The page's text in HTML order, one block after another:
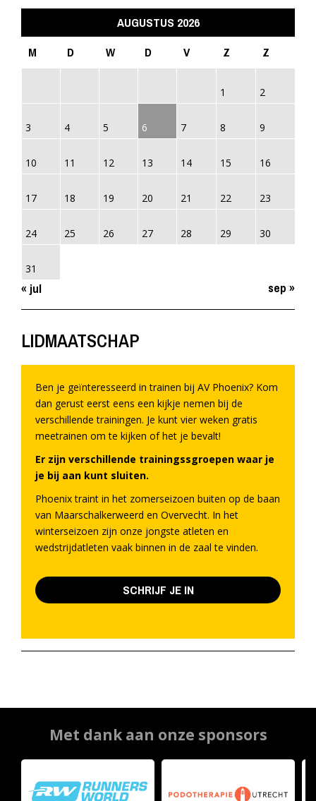
AUGUSTUS 2026
M
D W D V Z Z
1 2
3 4 5 6 7 8 9
10 11 12 13 14 15 16
17 18 19 20 21 22 23
24 25 26 27 28 29 30
31
« jul sep »
LIDMAATSCHAP
Ben je geïnteresseerd in trainen bij AV Phoenix? Kom
dan gerust eerst eens een kijkje nemen bij de
verschillende trainingen. Je kunt vier weken gratis
meetrainen om te kijken of het je bevalt!
Er zijn verschillende trainingssgroepen waar je
je bij aan kunt sluiten.
Phoenix traint in het zomerseizoen buiten op de baan
van Maarschalkerweerd en Overvecht. In het
winterseizoen zijn onze jongste atleten en
wedstrijdatleten vaak binnen in de zaal te vinden.
SCHRIJF JE IN
Met dank aan onze sponsors